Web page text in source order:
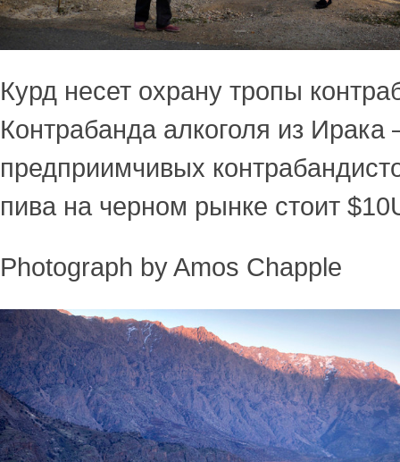
Курд несет охрану тропы
Контрабанда алкоголя из
предприимчивых
пива на черном рынке стоит
Photograph by Amos Chapple